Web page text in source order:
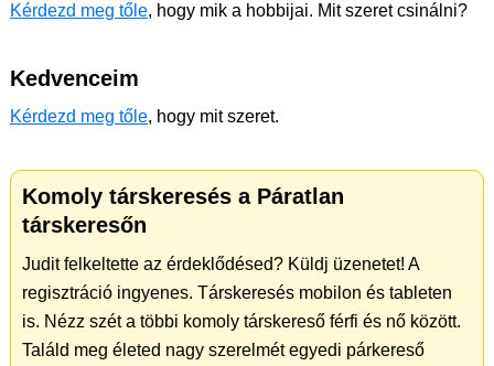
Kérdezd meg tőle, hogy mik a hobbijai. Mit szeret csinálni?
Kedvenceim
Kérdezd meg tőle, hogy mit szeret.
Komoly társkeresés a Páratlan
társkeresőn
Judit felkeltette az érdeklődésed? Küldj üzenetet! A
regisztráció ingyenes. Társkeresés mobilon és tableten
is. Nézz szét a többi komoly társkereső férfi és nő között.
Találd meg életed nagy szerelmét egyedi párkereső